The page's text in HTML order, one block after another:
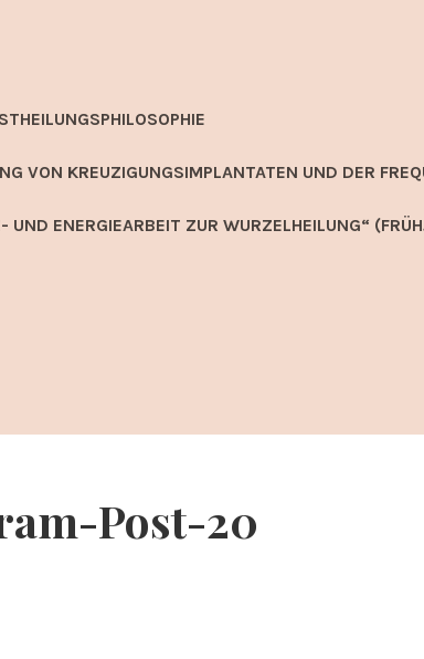
VON KREUZIGUNGSIMPLANTATEN UND DER
ENERGIEARBEIT ZUR WURZELHEILUNG“
Post-20